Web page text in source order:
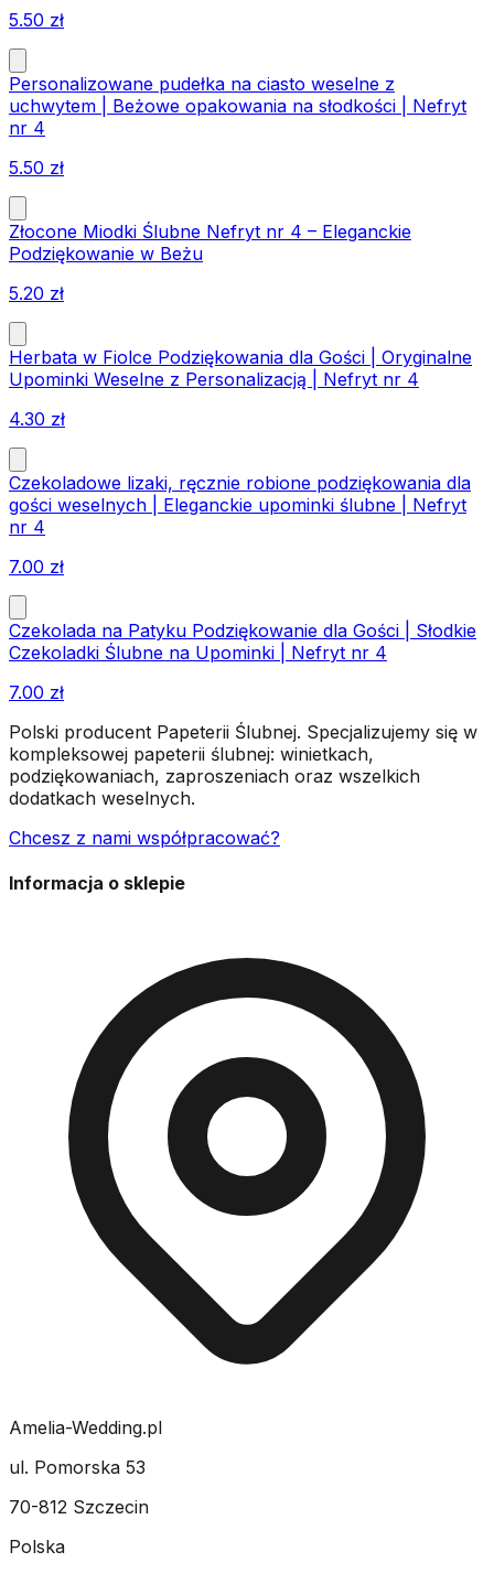
5.50 zł
Personalizowane pudełka na ciasto weselne z
uchwytem | Beżowe opakowania na słodkości | Nefryt
nr 4
5.50 zł
Złocone Miodki Ślubne Nefryt nr 4 – Eleganckie
Podziękowanie w Beżu
5.20 zł
Herbata w Fiolce Podziękowania dla Gości | Oryginalne
Upominki Weselne z Personalizacją | Nefryt nr 4
4.30 zł
Czekoladowe lizaki, ręcznie robione podziękowania dla
gości weselnych | Eleganckie upominki ślubne | Nefryt
nr 4
7.00 zł
Czekolada na Patyku Podziękowanie dla Gości | Słodkie
Czekoladki Ślubne na Upominki | Nefryt nr 4
7.00 zł
Polski producent Papeterii Ślubnej. Specjalizujemy się w
kompleksowej papeterii ślubnej: winietkach,
podziękowaniach, zaproszeniach oraz wszelkich
dodatkach weselnych.
Chcesz z nami współpracować?
Informacja o sklepie
Amelia-Wedding.pl
ul. Pomorska 53
70-812 Szczecin
Polska